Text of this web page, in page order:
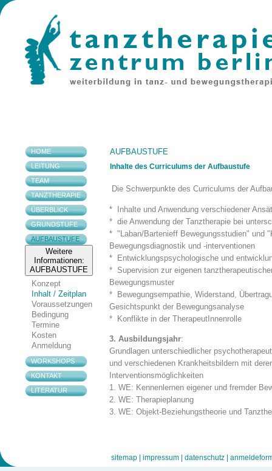
AUFBAUSTUFE
Inhalte des Curriculums der Aufbaustufe
Die Schwerpunkte des Curriculums der
* Inhalte und Anwendung verschiedener
* die Anwendung der Tanztherapie bei
* "Laban/Bartenieff Bewegungsstudien"
Bewegungsdiagnostik und -interventionen
* Entwicklungspsychologische und
* Supervision zur eigenen
Bewegungsmuster
* Bewegungsempathie, Widerstand,
Gesichtspunkt der Bewegungsanalyse
* Konflikte in der TherapeutInnenrolle
3. Ausbildungsjahr:
Grundlagen unterschiedlicher
und verschiedenen Krankheitsbildern mit
Interventionsmöglichkeiten
1. WE: Kennenlernen eigener und fremder
2. WE: Therapieplanung
3. WE: Objekt-Beziehungstheorie und
5. WE: Psychosomatische Erkrankungen
HOME
LEITUNG
TEAM
TANZTHERAPIE
ÜBERBLICK
GRUNDSTUFE
AUFBAUSTUFE
Weitere
Informationen:
AUFBAUSTUFE
Konzept
Inhalt / Zeitplan
Voraussetzungen
Bedingung
Termine
Kosten
Anmeldung
WORKSHOPS
KONTAKT
LITERATUR
sitemap | impressum | datenschutz |